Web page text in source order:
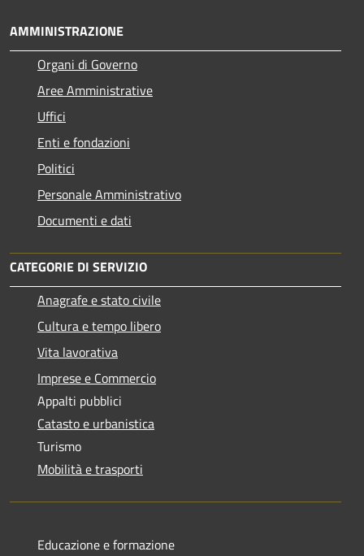
AMMINISTRAZIONE
Organi di Governo
Aree Amministrative
Uffici
Enti e fondazioni
Politici
Personale Amministrativo
Documenti e dati
CATEGORIE DI SERVIZIO
Anagrafe e stato civile
Cultura e tempo libero
Vita lavorativa
Imprese e Commercio
Appalti pubblici
Catasto e urbanistica
Turismo
Mobilità e trasporti
Educazione e formazione